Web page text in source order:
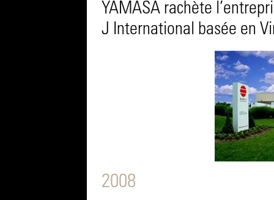
YAMASA rachète
J International basée en
2008